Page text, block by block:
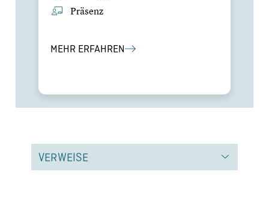
Präsenz
MEHR ERFAHREN
VERWEISE